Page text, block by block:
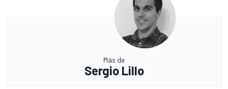
Más de
Sergio Lillo